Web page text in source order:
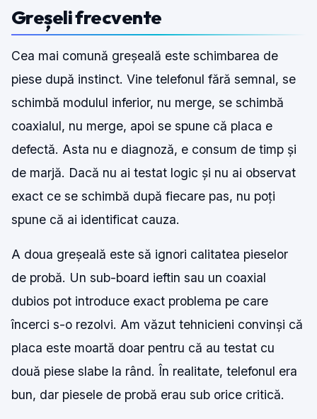
Greșeli frecvente
Cea mai comună greșeală este schimbarea de
piese după instinct. Vine telefonul fără semnal, se
schimbă modulul inferior, nu merge, se schimbă
coaxialul, nu merge, apoi se spune că placa e
defectă. Asta nu e diagnoză, e consum de timp și
de marjă. Dacă nu ai testat logic și nu ai observat
exact ce se schimbă după fiecare pas, nu poți
spune că ai identificat cauza.
A doua greșeală este să ignori calitatea pieselor
de probă. Un sub-board ieftin sau un coaxial
dubios pot introduce exact problema pe care
încerci s-o rezolvi. Am văzut tehnicieni convinși că
placa este moartă doar pentru că au testat cu
două piese slabe la rând. În realitate, telefonul era
bun, dar piesele de probă erau sub orice critică.